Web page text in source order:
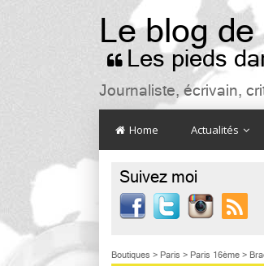
Le blog
 Les pieds
Journaliste, écrivain,
Home Actualités
Suivez moi

Boutiques > Paris > Paris 16ème >